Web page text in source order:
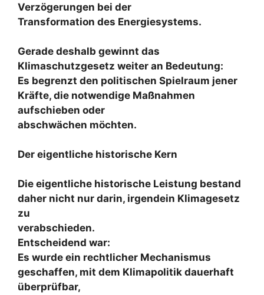
Verzögerungen bei der
Transformation des Energiesystems.
Gerade deshalb gewinnt das
Klimaschutzgesetz weiter an Bedeutung:
Es begrenzt den politischen Spielraum jener
Kräfte, die notwendige Maßnahmen
aufschieben oder
abschwächen möchten.
Der eigentliche historische Kern
Die eigentliche historische Leistung bestand
daher nicht nur darin, irgendein Klimagesetz
zu
verabschieden.
Entscheidend war:
Es wurde ein rechtlicher Mechanismus
geschaffen, mit dem Klimapolitik dauerhaft
überprüfbar,